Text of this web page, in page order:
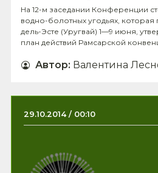
На 12-м заседании Конференции
водно-болотных угодьях, которая
дель-Эсте (Уругвай) 1—9 июня,
план действий Рамсарской
Автор: Валентина
29.10.2014 / 00:10